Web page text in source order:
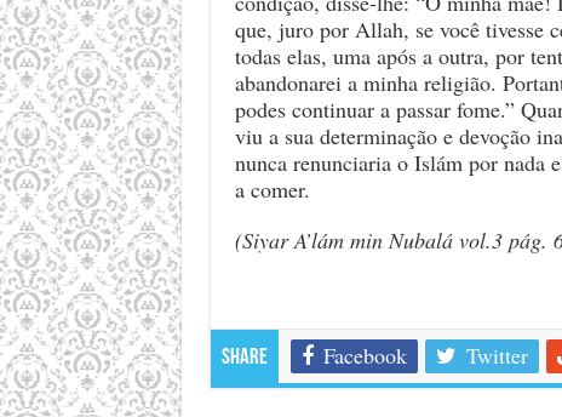
que, juro por Allah, se você tivesse
todas elas, uma após a outra, por
abandonarei a minha religião.
podes continuar a passar fome.”
viu a sua determinação e devoção
nunca renunciaria o Islám por nada
a comer.
(Siyar A’lám min Nubalá vol.3 pág.
Share Facebook Twitter